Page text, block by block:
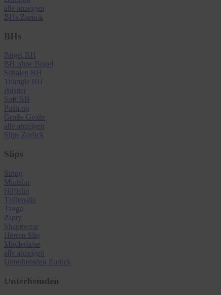
alle anzeigen
BHs Zurück
BHs
Bügel BH
BH ohne Bügel
Schalen BH
Triangle BH
Bustier
Soft BH
Push up
Große Größe
alle anzeigen
Slips Zurück
Slips
String
Minislip
Hüftslip
Taillenslip
Tanga
Panty
Shapewear
Herren Slip
Miederhose
alle anzeigen
Unterhemden Zurück
Unterhemden